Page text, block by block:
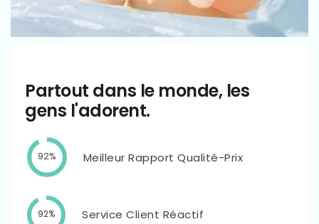
Partout dans le monde, les
gens l'adorent.
92% Meilleur Rapport Qualité-Prix
92% Service Client Réactif